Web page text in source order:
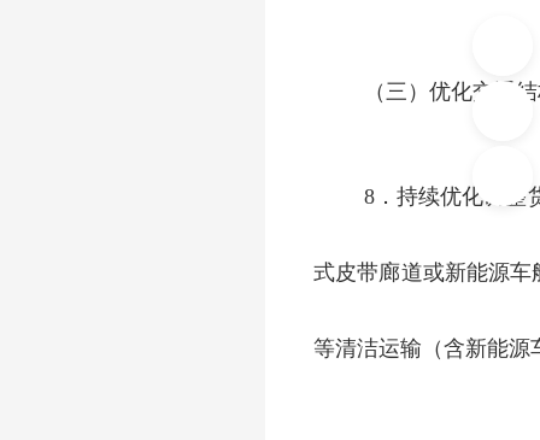
（三）优化交通
8．持续优化调整
式皮带廊道或新能源车
等清洁运输（含新能源